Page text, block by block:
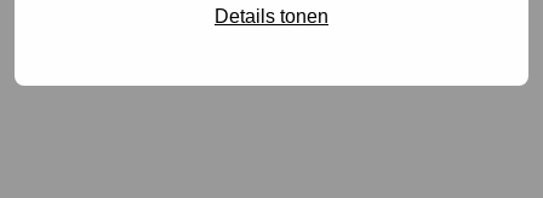
Details tonen
Lees het volledige artikel dat op 7 augustus 2025